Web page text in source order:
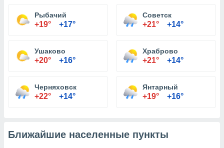
Рыбачий
+19° +17°
Советск
+21° +14°
Ушаково
+20° +16°
Храброво
+21° +14°
Черняховск
+22° +14°
Янтарный
+19° +16°
Ближайшие населенные пункты